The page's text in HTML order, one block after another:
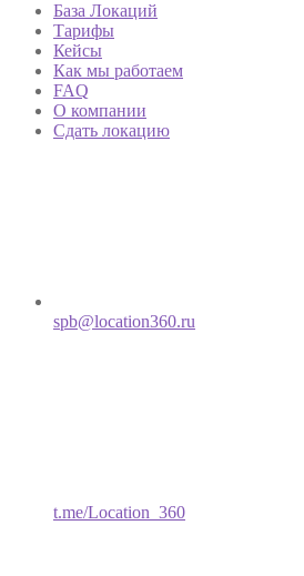
База Локаций
Тарифы
Кейсы
Как мы работаем
FAQ
О компании
Сдать локацию
spb@location360.ru
t.me/Location_360